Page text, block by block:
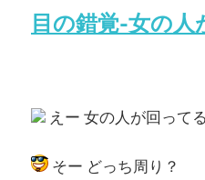
目の錯覚-女の人
えー 女の人が回って
そー どっち周り？